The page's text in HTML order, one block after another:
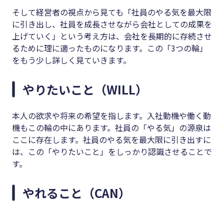
そして経営者の視点から見ても「社員のやる気を最大限
に引き出し、社員を成長させながら会社としての成果を
上げていく」という考え方は、会社を長期的に存続させ
るために理に適ったものになります。この「3つの輪」
をもう少し詳しく見ていきます。
やりたいこと（WILL）
本人の欲求や将来の希望を指します。入社動機や働く動
機もこの輪の中にあります。社員の「やる気」の源泉は
ここに存在します。社員のやる気を最大限に引き出すに
は、この「やりたいこと」をしっかり認識させることで
す。
やれること（CAN）